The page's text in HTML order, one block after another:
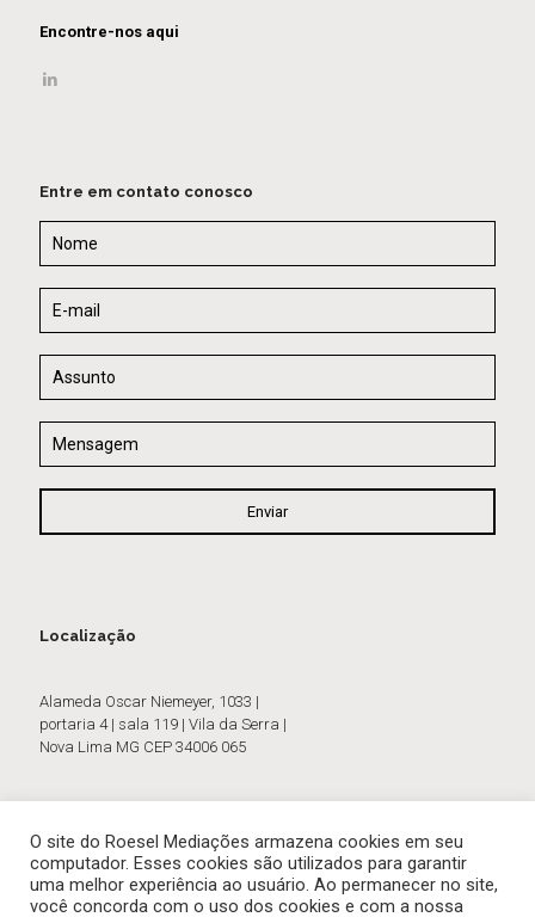
Encontre-nos aqui
Entre em contato conosco
Localização
Alameda Oscar Niemeyer, 1033 |
portaria 4 | sala 119 | Vila da Serra |
Nova Lima MG CEP 34006 065
O site do Roesel Mediações armazena cookies em seu
computador. Esses cookies são utilizados para garantir
uma melhor experiência ao usuário. Ao permanecer no site,
você concorda com o uso dos cookies e com a nossa